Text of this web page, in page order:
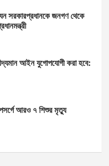
সরকারপ্রধানকে জনগণ থেকে
আইন যুগোপযোগী করা হবে:
আরও ৭ শিশুর মৃত্যু